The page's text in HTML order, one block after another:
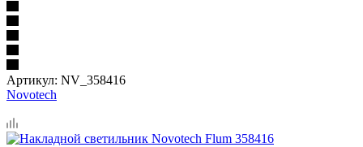
Артикул: NV_358416
Novotech